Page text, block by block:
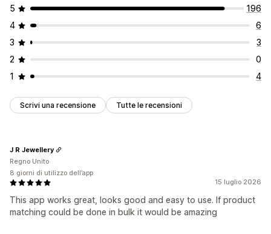
5
196
4
6
3
3
2
0
1
4
Scrivi una recensione Tutte le recensioni
15 luglio 2026
This app works great, looks good and easy to use. If product
matching could be done in bulk it would be amazing
J R Jewellery
Regno Unito
8 giorni di utilizzo dell’app